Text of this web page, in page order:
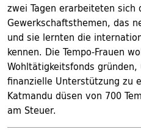
zwei Tagen erarbeiteten sich
Gewerkschaftsthemen, das
und sie lernten die
kennen. Die Tempo-Frauen
Wohltätigkeitsfonds
finanzielle Unterstützung zu
Katmandu düsen von 700
am Steuer.